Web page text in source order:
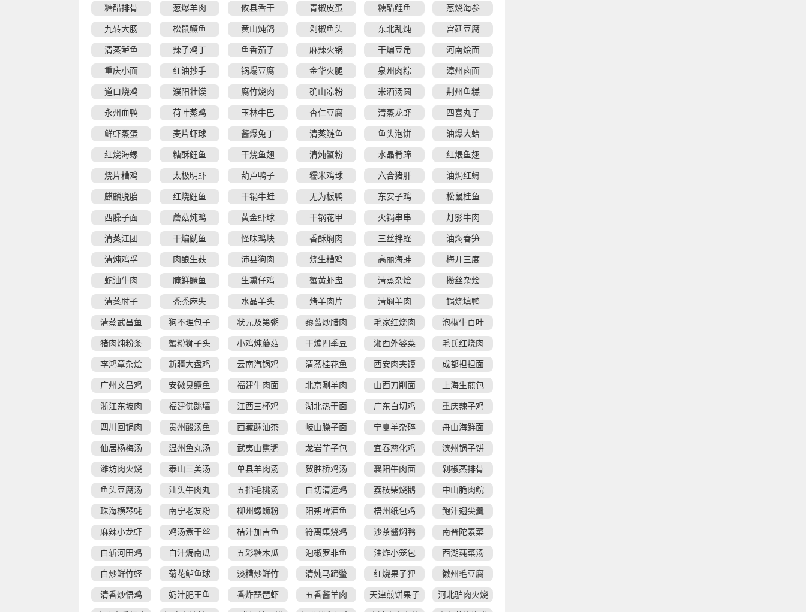
糖醋排骨 葱爆羊肉 攸县香干 青椒皮蛋 糖醋鲤鱼 葱烧海参
九转大肠 松鼠鳜鱼 黄山炖鸽 剁椒鱼头 东北乱炖 宫廷豆腐
清蒸鲈鱼 辣子鸡丁 鱼香茄子 麻辣火锅 干煸豆角 河南烩面
重庆小面 红油抄手 锅塌豆腐 金华火腿 泉州肉粽 漳州卤面
道口烧鸡 濮阳壮馍 腐竹烧肉 确山凉粉 米酒汤圆 荆州鱼糕
永州血鸭 荷叶蒸鸡 玉林牛巴 杏仁豆腐 清蒸龙虾 四喜丸子
鲜虾蒸蛋 麦片虾球 酱爆兔丁 清蒸鲢鱼 鱼头泡饼 油爆大蛤
红烧海螺 糖酥鲤鱼 干烧鱼翅 清炖蟹粉 水晶肴蹄 红煨鱼翅
烧片糟鸡 太极明虾 葫芦鸭子 糯米鸡球 六合猪肝 油焗红蟳
麒麟脱胎 红烧鲤鱼 干锅牛蛙 无为板鸭 东安子鸡 松鼠桂鱼
西臊子面 蘑菇炖鸡 黄金虾球 干锅花甲 火锅串串 灯影牛肉
清蒸江团 干煸鱿鱼 怪味鸡块 香酥焖肉 三丝拌蛏 油焖春笋
清炖鸡孚 肉酿生麸 沛县狗肉 烧生糟鸡 高丽海蚌 梅开三度
蛇油牛肉 腌鲜鳜鱼 生熏仔鸡 蟹黄虾盅 清蒸杂烩 攒丝杂烩
清蒸肘子 秃秃麻失 水晶羊头 烤羊肉片 清焖羊肉 锅烧填鸭
清蒸武昌鱼 狗不理包子 状元及第粥 藜蔷炒腊肉 毛家红烧肉 泡椒牛百叶
猪肉炖粉条 蟹粉狮子头 小鸡炖蘑菇 干煸四季豆 湘西外婆菜 毛氏红烧肉
李鸿章杂烩 新疆大盘鸡 云南汽锅鸡 清蒸桂花鱼 西安肉夹馍 成都担担面
广州文昌鸡 安徽臭鳜鱼 福建牛肉面 北京涮羊肉 山西刀削面 上海生煎包
浙江东坡肉 福建佛跳墙 江西三杯鸡 湖北热干面 广东白切鸡 重庆辣子鸡
四川回锅肉 贵州酸汤鱼 西藏酥油茶 岐山臊子面 宁夏羊杂碎 舟山海鲜面
仙居杨梅汤 温州鱼丸汤 武夷山熏鹅 龙岩芋子包 宜春慈化鸡 滨州锅子饼
潍坊肉火烧 泰山三美汤 单县羊肉汤 贺胜桥鸡汤 襄阳牛肉面 剁椒蒸排骨
鱼头豆腐汤 汕头牛肉丸 五指毛桃汤 白切清远鸡 荔枝柴烧鹅 中山脆肉鲩
珠海横琴蚝 南宁老友粉 柳州螺蛳粉 阳朔啤酒鱼 梧州纸包鸡 鲍汁翅尖羹
麻辣小龙虾 鸡汤煮干丝 桔汁加吉鱼 符离集烧鸡 沙茶酱焖鸭 南普陀素菜
白斩河田鸡 白汁焗南瓜 五彩糖木瓜 泡椒罗非鱼 油炸小笼包 西湖莼菜汤
白炒鲜竹蛏 菊花鲈鱼球 淡糟炒鲜竹 清炖马蹄鳖 红烧果子狸 徽州毛豆腐
清香炒悟鸡 奶汁肥王鱼 香炸琵琶虾 五香酱羊肉 天津煎饼果子 河北驴肉火烧